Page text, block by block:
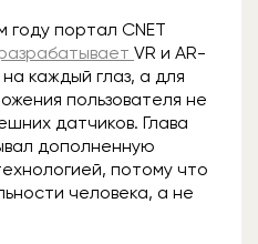
портал CNET
VR и AR-
каждый глаз, а для
пользователя не
датчиков. Глава
дополненную
потому что
человека, а не